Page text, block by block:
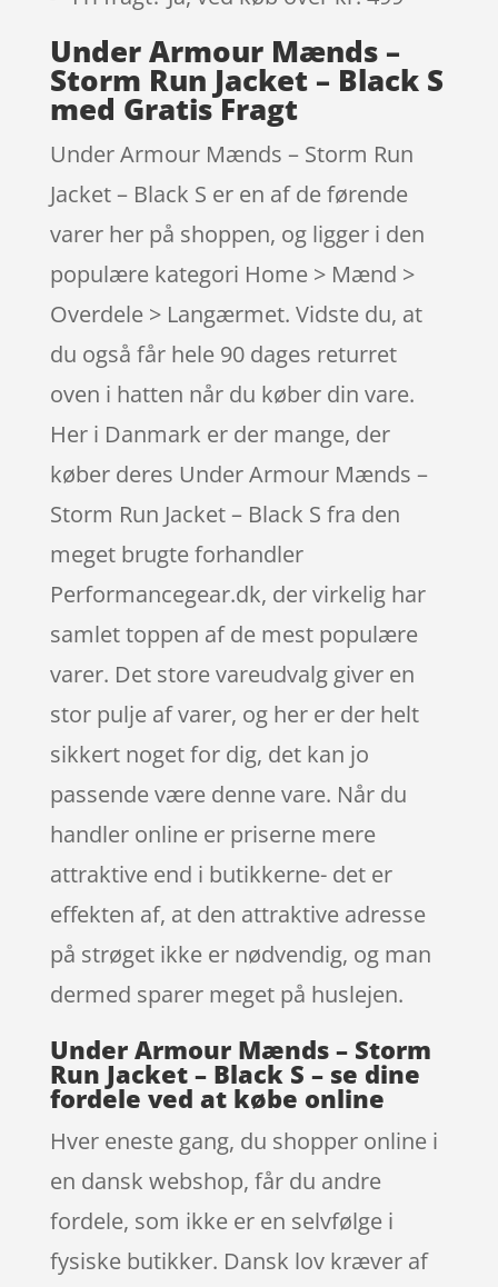
Under Armour Mænds –
Storm Run Jacket – Black S
med Gratis Fragt
Under Armour Mænds – Storm Run
Jacket – Black S er en af de førende
varer her på shoppen, og ligger i den
populære kategori Home > Mænd >
Overdele > Langærmet. Vidste du, at
du også får hele 90 dages returret
oven i hatten når du køber din vare.
Her i Danmark er der mange, der
køber deres Under Armour Mænds –
Storm Run Jacket – Black S fra den
meget brugte forhandler
Performancegear.dk, der virkelig har
samlet toppen af de mest populære
varer. Det store vareudvalg giver en
stor pulje af varer, og her er der helt
sikkert noget for dig, det kan jo
passende være denne vare. Når du
handler online er priserne mere
attraktive end i butikkerne- det er
effekten af, at den attraktive adresse
på strøget ikke er nødvendig, og man
dermed sparer meget på huslejen.
Under Armour Mænds – Storm
Run Jacket – Black S – se dine
fordele ved at købe online
Hver eneste gang, du shopper online i
en dansk webshop, får du andre
fordele, som ikke er en selvfølge i
fysiske butikker. Dansk lov kræver af